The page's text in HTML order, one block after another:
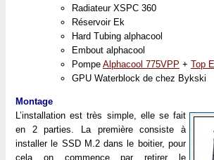
Radiateur XSPC 360
Réservoir Ek
Hard Tubing alphacool
Embout alphacool
Pompe Alphacool 775VPP + Top
GPU Waterblock de chez Bykski
Montage
L’installation est très simple, elle se fait
en 2 parties. La première consiste à
installer le SSD M.2 dans le boitier, pour
cela on commence par retirer le